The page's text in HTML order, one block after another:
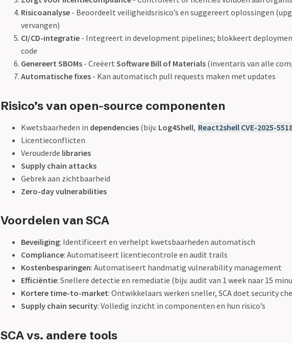
Risicoanalyse - Beoordeelt veiligheidsrisico’s en suggereert oplossingen
vervangen)
CI/CD-integratie - Integreert in development pipelines; blokkeert
code
Genereert SBOMs - Creëert Software Bill of Materials (inventaris van alle
Automatische fixes - Kan automatisch pull requests maken met updates
Risico’s van open-source componenten
Kwetsbaarheden in dependencies (bijv. Log4Shell, React2shell CVE-2025-
Licentieconflicten
Verouderde libraries
Supply chain attacks
Gebrek aan zichtbaarheid
Zero-day vulnerabilities
Voordelen van SCA
Beveiliging: Identificeert en verhelpt kwetsbaarheden automatisch
Compliance: Automatiseert licentiecontrole en audit trails
Kostenbesparingen: Automatiseert handmatig vulnerability management
Efficiëntie: Snellere detectie en remediatie (bijv. audit van 1 week naar 15
Kortere time-to-market: Ontwikkelaars werken sneller, SCA doet security
Supply chain security: Volledig inzicht in componenten en hun risico’s
SCA vs. andere tools